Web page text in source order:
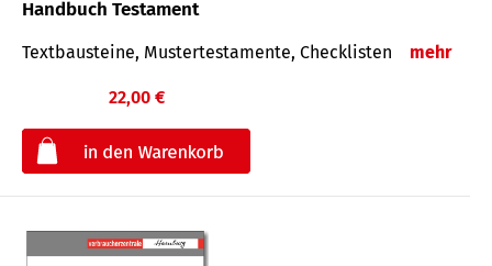
Handbuch Testament
Textbausteine, Mustertestamente, Checklisten mehr
22,00 €